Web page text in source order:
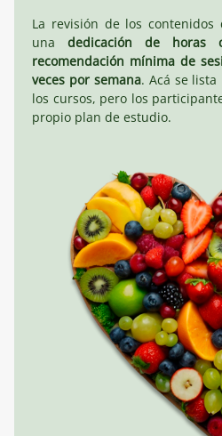
La revisión de los
una dedicación de horas
recomendación mínima de
veces por semana. Acá se
los cursos, pero los
propio plan de estudio.